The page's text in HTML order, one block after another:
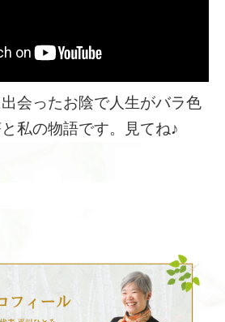
会ったお陰で人生がバラ色
私の物語です。見てね♪